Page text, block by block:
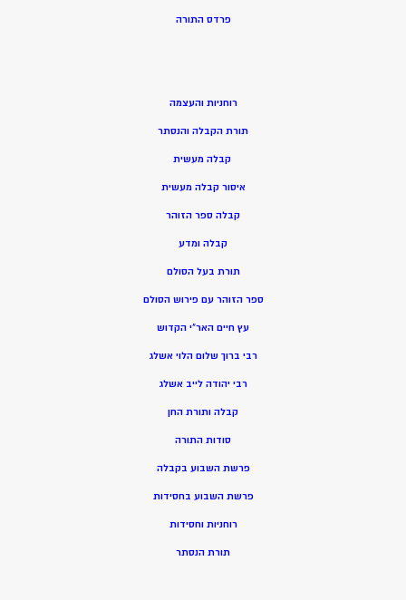
פרדס התורה
רוחניות והעצמה
תורת הקבלה והנסתר
קבלה מעשית
איסור קבלה מעשית
קבלה ספר הזוהר
קבלה ומדע
תורת בעל הסולם
ספר הזוהר עם פירוש הסולם
עץ חיים האר”י הקדוש
רבי ברוך שלום הלוי אשלג
רבי יהודה לייב אשלג
קבלה ותורת החן
סודות התורה
פרשת השבוע בקבלה
פרשת השבוע בחסידות
רוחניות וחסידות
תורת הנסתר